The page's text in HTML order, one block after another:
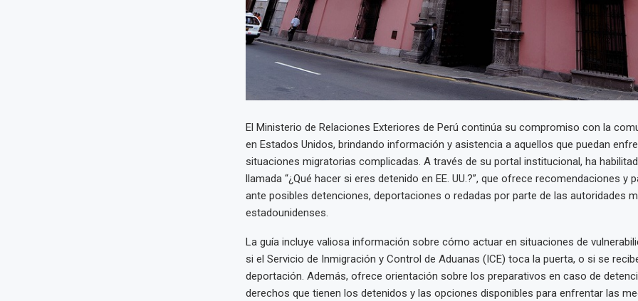
El Ministerio de Relaciones Exteriores de Perú continúa su compromiso con la
en Estados Unidos, brindando información y asistencia a aquellos que puedan
situaciones migratorias complicadas. A través de su portal institucional, ha
llamada “¿Qué hacer si eres detenido en EE. UU.?”, que ofrece recomendaciones y
ante posibles detenciones, deportaciones o redadas por parte de las autoridades
estadounidenses.
La guía incluye valiosa información sobre cómo actuar en situaciones de
si el Servicio de Inmigración y Control de Aduanas (ICE) toca la puerta, o si se
deportación. Además, ofrece orientación sobre los preparativos en caso de
derechos que tienen los detenidos y las opciones disponibles para enfrentar las